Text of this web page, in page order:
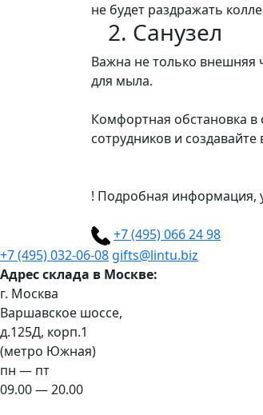
не будет раздражать
2. Санузел
Важна не только внешняя
для мыла.
Комфортная обстановка
сотрудников и
! Подробная информация,
+7 (495) 066 24 98
+7 (495) 032-06-08 gifts@lintu.biz
Адрес склада в Москве:
г. Москва
Варшавское шоссе,
д.125Д, корп.1
(метро Южная)
пн — пт
09.00 — 20.00